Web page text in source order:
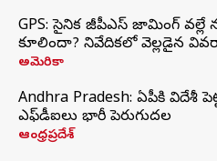
GPS: సైనిక జీపీఎస్ జామింగ్
కూలిందా? నివేదికలో వెల్లడైన
అమెరికా
Andhra Pradesh: ఏపీకి విదేశీ
ఎఫ్‌డీఐలు భారీ పెరుగుదల
ఆంధ్రప్రదేశ్